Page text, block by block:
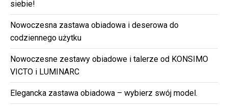
siebie!
Nowoczesna zastawa obiadowa i deserowa do
codziennego użytku
Nowoczesne zestawy obiadowe i talerze od KONSIMO
VICTO i LUMINARC
Elegancka zastawa obiadowa – wybierz swój model.